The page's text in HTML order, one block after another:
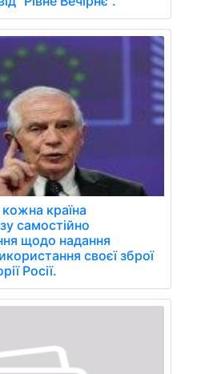
країна
самостійно
щодо надання
своєї зброї
Росії.